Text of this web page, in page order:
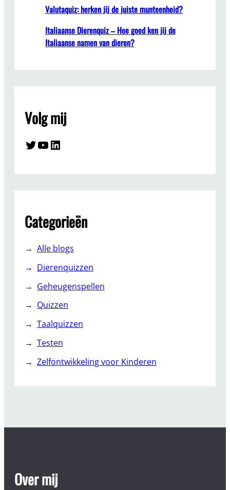
Valutaquiz: herken jij de juiste munteenheid?
Italiaanse Dierenquiz – Hoe goed ken jij de
Italiaanse namen van dieren?
Volg mij
Twitter YouTube LinkedIn
Categorieën
Alle blogs
Dierenquizzen
Geheugenspellen
Quizzen
Taalquizzen
Testen
Zelfontwikkeling voor Kinderen
Over mij